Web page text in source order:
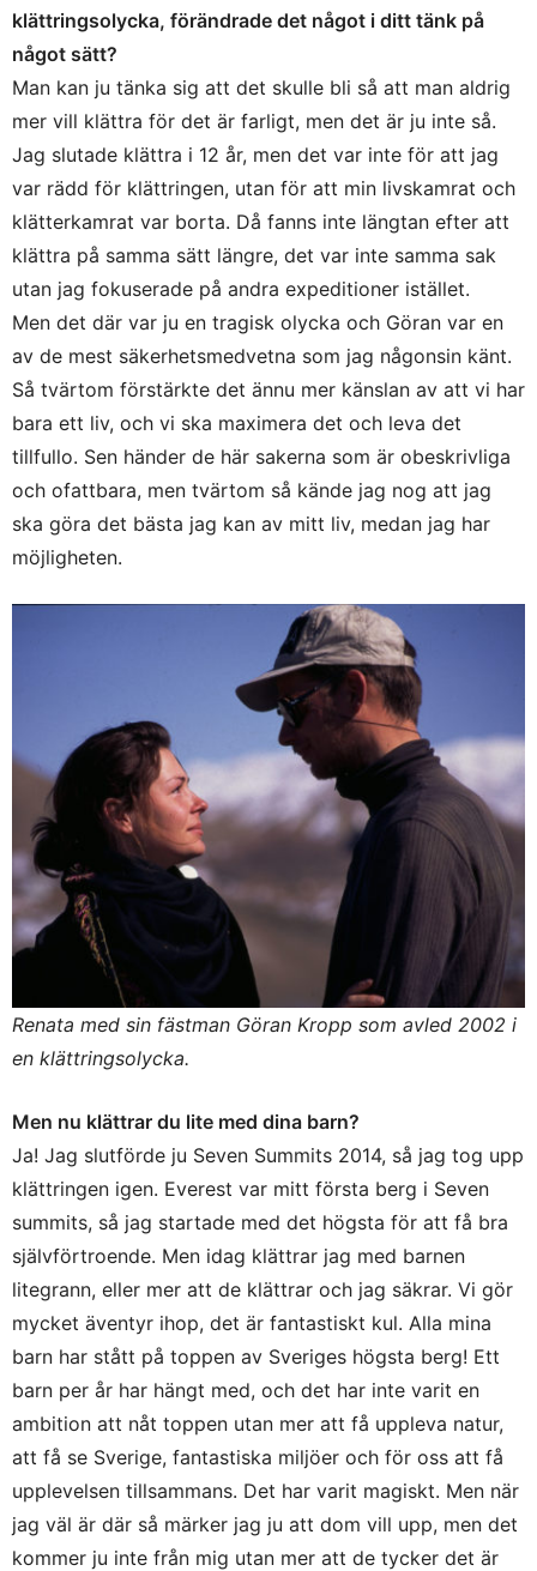
klättringsolycka, förändrade det något i ditt tänk på
något sätt?
Man kan ju tänka sig att det skulle bli så att man aldrig
mer vill klättra för det är farligt, men det är ju inte så.
Jag slutade klättra i 12 år, men det var inte för att jag
var rädd för klättringen, utan för att min livskamrat och
klätterkamrat var borta. Då fanns inte längtan efter att
klättra på samma sätt längre, det var inte samma sak
utan jag fokuserade på andra expeditioner istället.
Men det där var ju en tragisk olycka och Göran var en
av de mest säkerhetsmedvetna som jag någonsin känt.
Så tvärtom förstärkte det ännu mer känslan av att vi har
bara ett liv, och vi ska maximera det och leva det
tillfullo. Sen händer de här sakerna som är obeskrivliga
och ofattbara, men tvärtom så kände jag nog att jag
ska göra det bästa jag kan av mitt liv, medan jag har
möjligheten.
Renata med sin fästman Göran Kropp som avled 2002 i
en klättringsolycka.
Men nu klättrar du lite med dina barn?
Ja! Jag slutförde ju Seven Summits 2014, så jag tog upp
klättringen igen. Everest var mitt första berg i Seven
summits, så jag startade med det högsta för att få bra
självförtroende. Men idag klättrar jag med barnen
litegrann, eller mer att de klättrar och jag säkrar. Vi gör
mycket äventyr ihop, det är fantastiskt kul. Alla mina
barn har stått på toppen av Sveriges högsta berg! Ett
barn per år har hängt med, och det har inte varit en
ambition att nåt toppen utan mer att få uppleva natur,
att få se Sverige, fantastiska miljöer och för oss att få
upplevelsen tillsammans. Det har varit magiskt. Men när
jag väl är där så märker jag ju att dom vill upp, men det
kommer ju inte från mig utan mer att de tycker det är